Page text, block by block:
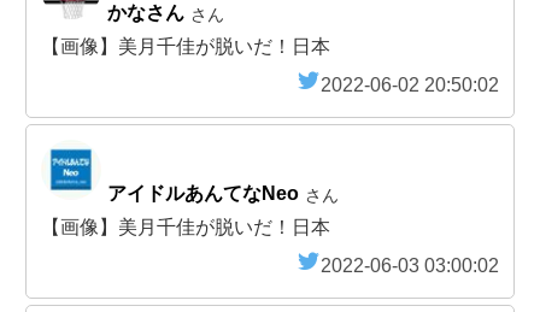
かなさん さん
【画像】美月千佳が脱いだ！日本
2022-06-02 20:50:02
アイドルあんてなNeo さん
【画像】美月千佳が脱いだ！日本
2022-06-03 03:00:02